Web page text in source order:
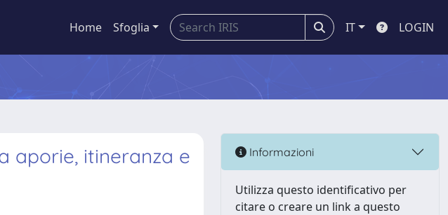
Home Sfoglia IT LOGIN
aporie, itineranza e
Informazioni
Utilizza questo identificativo per
citare o creare un link a questo